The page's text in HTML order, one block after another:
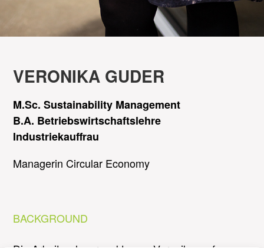
VERONIKA GUDER
M.Sc. Sustainability Management
B.A. Betriebswirtschaftslehre
Industriekauffrau
Managerin Circular Economy
BACKGROUND